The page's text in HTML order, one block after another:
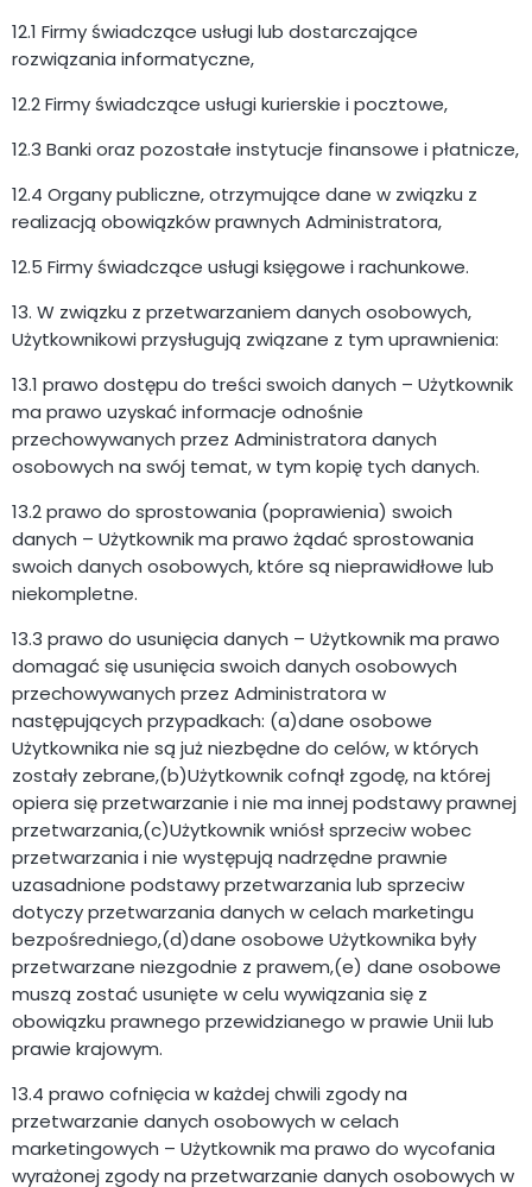
12.1 Firmy świadczące usługi lub dostarczające
rozwiązania informatyczne,
12.2 Firmy świadczące usługi kurierskie i pocztowe,
12.3 Banki oraz pozostałe instytucje finansowe i płatnicze,
12.4 Organy publiczne, otrzymujące dane w związku z
realizacją obowiązków prawnych Administratora,
12.5 Firmy świadczące usługi księgowe i rachunkowe.
13. W związku z przetwarzaniem danych osobowych,
Użytkownikowi przysługują związane z tym uprawnienia:
13.1 prawo dostępu do treści swoich danych – Użytkownik
ma prawo uzyskać informacje odnośnie
przechowywanych przez Administratora danych
osobowych na swój temat, w tym kopię tych danych.
13.2 prawo do sprostowania (poprawienia) swoich
danych – Użytkownik ma prawo żądać sprostowania
swoich danych osobowych, które są nieprawidłowe lub
niekompletne.
13.3 prawo do usunięcia danych – Użytkownik ma prawo
domagać się usunięcia swoich danych osobowych
przechowywanych przez Administratora w
następujących przypadkach: (a)dane osobowe
Użytkownika nie są już niezbędne do celów, w których
zostały zebrane,(b)Użytkownik cofnął zgodę, na której
opiera się przetwarzanie i nie ma innej podstawy prawnej
przetwarzania,(c)Użytkownik wniósł sprzeciw wobec
przetwarzania i nie występują nadrzędne prawnie
uzasadnione podstawy przetwarzania lub sprzeciw
dotyczy przetwarzania danych w celach marketingu
bezpośredniego,(d)dane osobowe Użytkownika były
przetwarzane niezgodnie z prawem,(e) dane osobowe
muszą zostać usunięte w celu wywiązania się z
obowiązku prawnego przewidzianego w prawie Unii lub
prawie krajowym.
13.4 prawo cofnięcia w każdej chwili zgody na
przetwarzanie danych osobowych w celach
marketingowych – Użytkownik ma prawo do wycofania
wyrażonej zgody na przetwarzanie danych osobowych w